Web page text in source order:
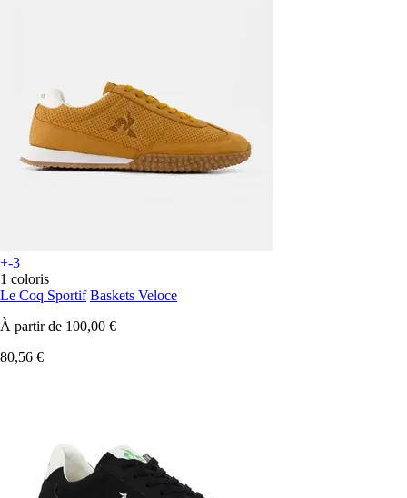
+-3
1 coloris
Le Coq Sportif Baskets Veloce
À partir de 100,00 €
80,56 €